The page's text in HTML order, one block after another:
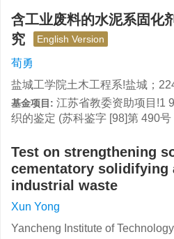
含工业废料的水泥系固化
究
English Version
荀勇
盐城工学院土木工程系!盐城；
基金项目: 江苏省教委资助项目!1
织的鉴定 (苏科鉴字 [98]第 490号
Test on strengthening
cementatory solidifying
industrial waste
Xun Yong
Yancheng Institute of